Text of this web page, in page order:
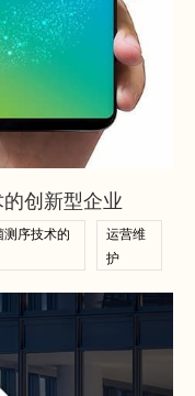
创新型企业
序技术的
运营维
护